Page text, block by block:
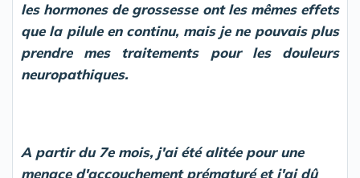
les hormones de grossesse ont les mêmes effets
que la pilule en continu, mais je ne pouvais plus
prendre mes traitements pour les douleurs
neuropathiques.
A partir du 7e mois, j'ai été alitée pour une
menace d'accouchement prématuré et j'ai dû